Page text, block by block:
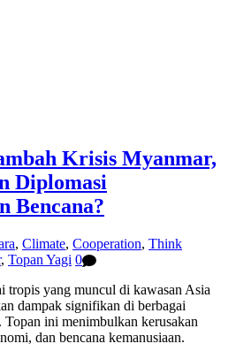
Krisis Myanmar,
Diplomasi
Bencana?
, Climate, Cooperation, Think
, Topan Yagi 0
tropis yang muncul di kawasan Asia
dampak signifikan di berbagai
Topan ini menimbulkan kerusakan
dan bencana kemanusiaan.